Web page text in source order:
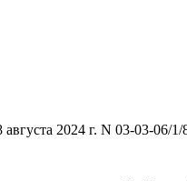
2024 г. N 03-03-